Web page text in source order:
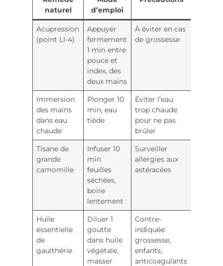
naturel
d’emploi
Acupression
(point LI-4)
Appuyer
fermement
1 min entre
pouce et
index, des
deux mains
À éviter en cas
de grossesse
Immersion
des mains
dans eau
chaude
Plonger 10
min, eau
tiède
Éviter l’eau
trop chaude
pour ne pas
brûler
Tisane de
grande
camomille
Infuser 10
min
feuilles
séchées,
boire
lentement
Surveiller
allergies aux
astéracées
Huile
essentielle
de
gaulthérie
Diluer 1
goutte
dans huile
végétale,
masser
Contre-
indiquée
grossesse,
enfants,
anticoagulants